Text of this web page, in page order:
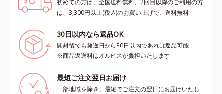
初めての方は、全国送料無料、2回目以降のご利用の方
は、3,300円以上(税込)のお買い上げで、送料無料
30日以内なら返品OK
開封後でも発送日から30日以内であれば返品可能
※商品返送料はオルビスが負担いたします
最短ご注文翌日お届け
一部地域を除き、最短でご注文の翌日にお届けいたし